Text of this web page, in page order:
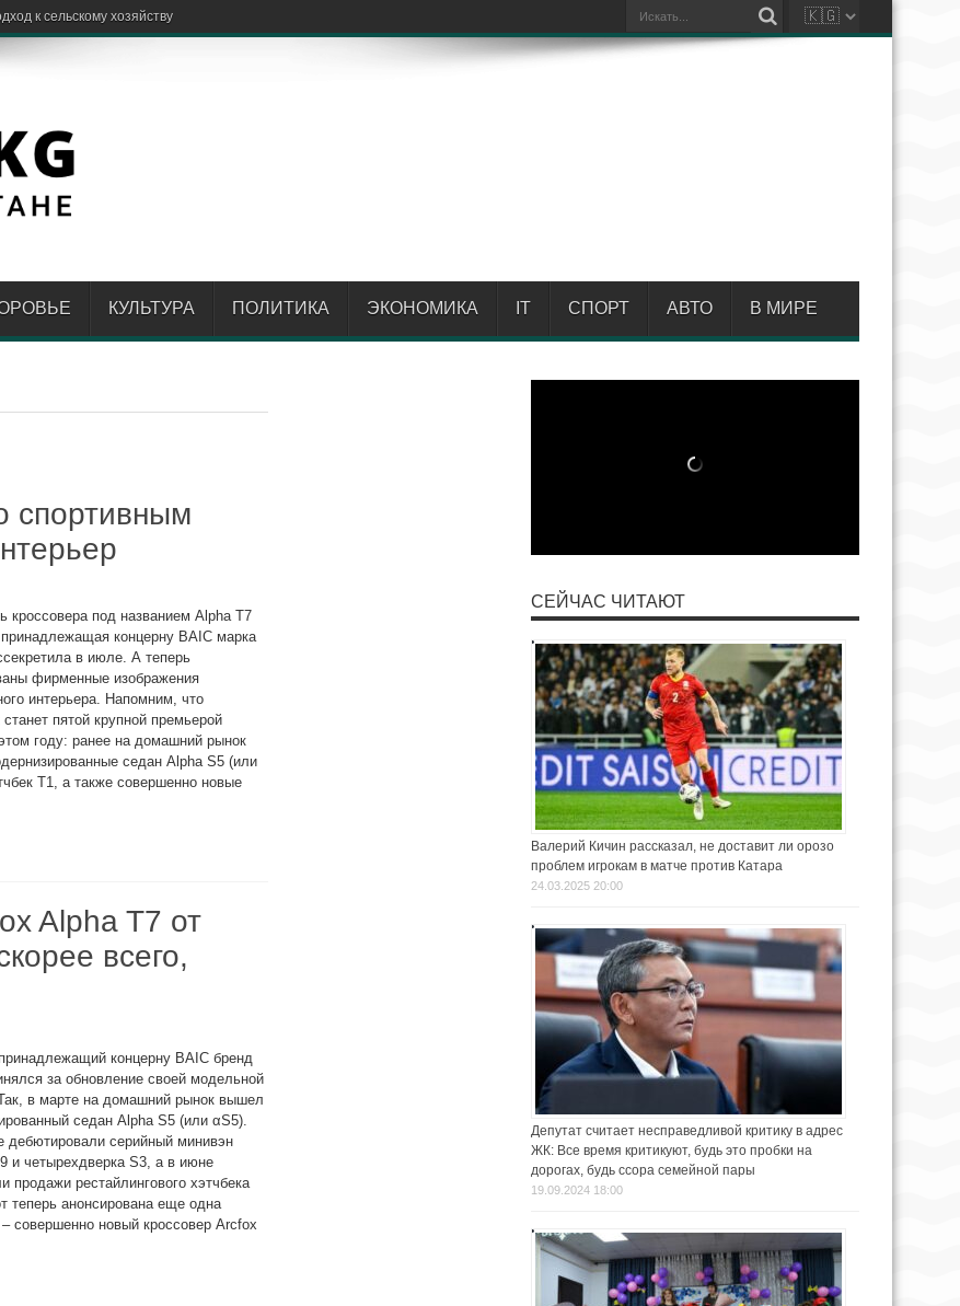
КУЛЬТУРА ПОЛИТИКА ЭКОНОМИКА IT СПОРТ АВТО В МИРЕ
спортивным
кроссовера под названием Alpha T7
концерну BAIC марка
в июле. А теперь
фирменные изображения
интерьера. Напомним, что
станет пятой крупной премьерой
году: ранее на домашний рынок
седан Alpha S5 (или
T1, а также совершенно новые
Alpha T7 от
всего,
концерну BAIC бренд
за обновление своей модельной
в марте на домашний рынок вышел
седан Alpha S5 (или αS5).
дебютировали серийный минивэн
и четырехдверка S3, а в июне
продажи рестайлингового хэтчбека
теперь анонсирована еще одна
совершенно новый кроссовер Arcfox
СЕЙЧАС ЧИТАЮТ
Валерий Кичин рассказал, не доставит ли орозо
проблем игрокам в матче против Катара
24.03.2025 20:00
Депутат считает несправедливой критику в адрес
ЖК: Все время критикуют, будь это пробки на
дорогах, будь ссора семейной пары
19.09.2024 18:00